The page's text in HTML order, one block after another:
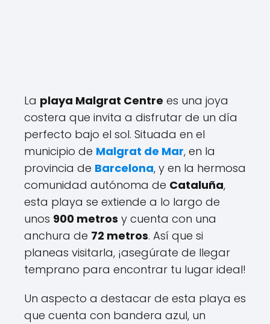
La playa Malgrat Centre es una joya
costera que invita a disfrutar de un día
perfecto bajo el sol. Situada en el
municipio de Malgrat de Mar, en la
provincia de Barcelona, y en la hermosa
comunidad autónoma de Cataluña,
esta playa se extiende a lo largo de
unos 900 metros y cuenta con una
anchura de 72 metros. Así que si
planeas visitarla, ¡asegúrate de llegar
temprano para encontrar tu lugar ideal!
Un aspecto a destacar de esta playa es
que cuenta con bandera azul, un